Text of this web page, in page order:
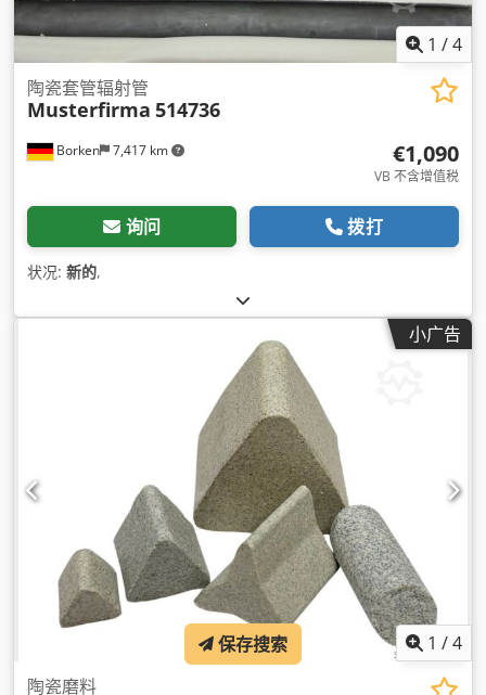
1 /4
Borken 7,417 km
陶瓷套管辐射管
Musterfirma 514736
€1,090
VB 不含增值税
询问 拨打
状况: 新的,
小广告
1 /4
陶瓷磨料
保存搜索